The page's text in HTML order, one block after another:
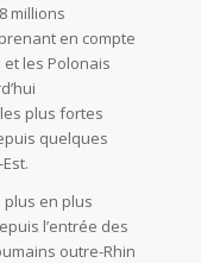
millions
en compte
les Polonais
les plus fortes
quelques
plus en plus
l’entrée des
outre-Rhin